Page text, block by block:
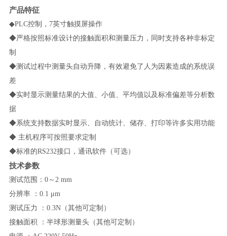
产品特征
◆PLC控制， 7英寸触摸屏操作
◆严格按照标准设计的接触面积和测量压力，同时支持各种非标定
制
◆测试过程中测量头自动升降，有效避免了人为因素造成的系统误
差
◆实时显示测量结果的大值、小值、平均值以及标准偏差等分析数
据
◆系统支持数据实时显示、自动统计、储存、打印等许多实用功能
◆ 主机程序可按照要求定制
◆标准的RS232接口，通讯软件（可选）
技术参数
测试范围： 0～ 2 mm
分辨率
： 0.1 μm
测试压力
： 0.3N（其他可定制）
接触面积
：半球形测量头（其他可定制）